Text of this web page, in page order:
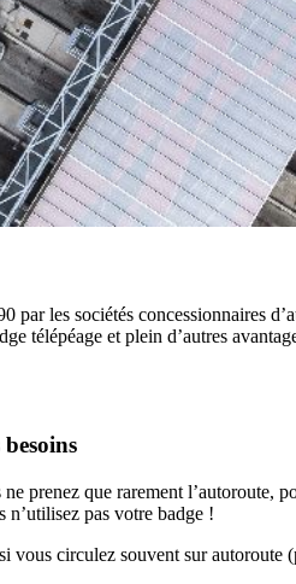
par les sociétés concessionnaires
télépéage et plein d’autres
ne prenez que rarement l’autoroute,
n’utilisez pas votre badge !
vous circulez souvent sur autoroute